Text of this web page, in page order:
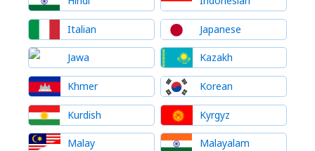
Italian Japanese
Jawa Kazakh
Khmer Korean
Kurdish Kyrgyz
Malay Malayalam